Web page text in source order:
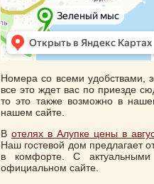
Номера со всеми удобствами,
все это ждет вас по приезде
то это также возможно в
нашем сайте.
В отелях в Алупке цены в
Наш гостевой дом предлагает
в комфорте. С
официальном сайте.